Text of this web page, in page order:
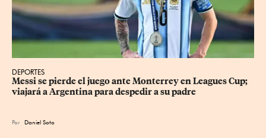
DEPORTES
Messi se pierde el juego ante Monterrey en Leagues Cup;
viajará a Argentina para despedir a su padre
Por Daniel Soto